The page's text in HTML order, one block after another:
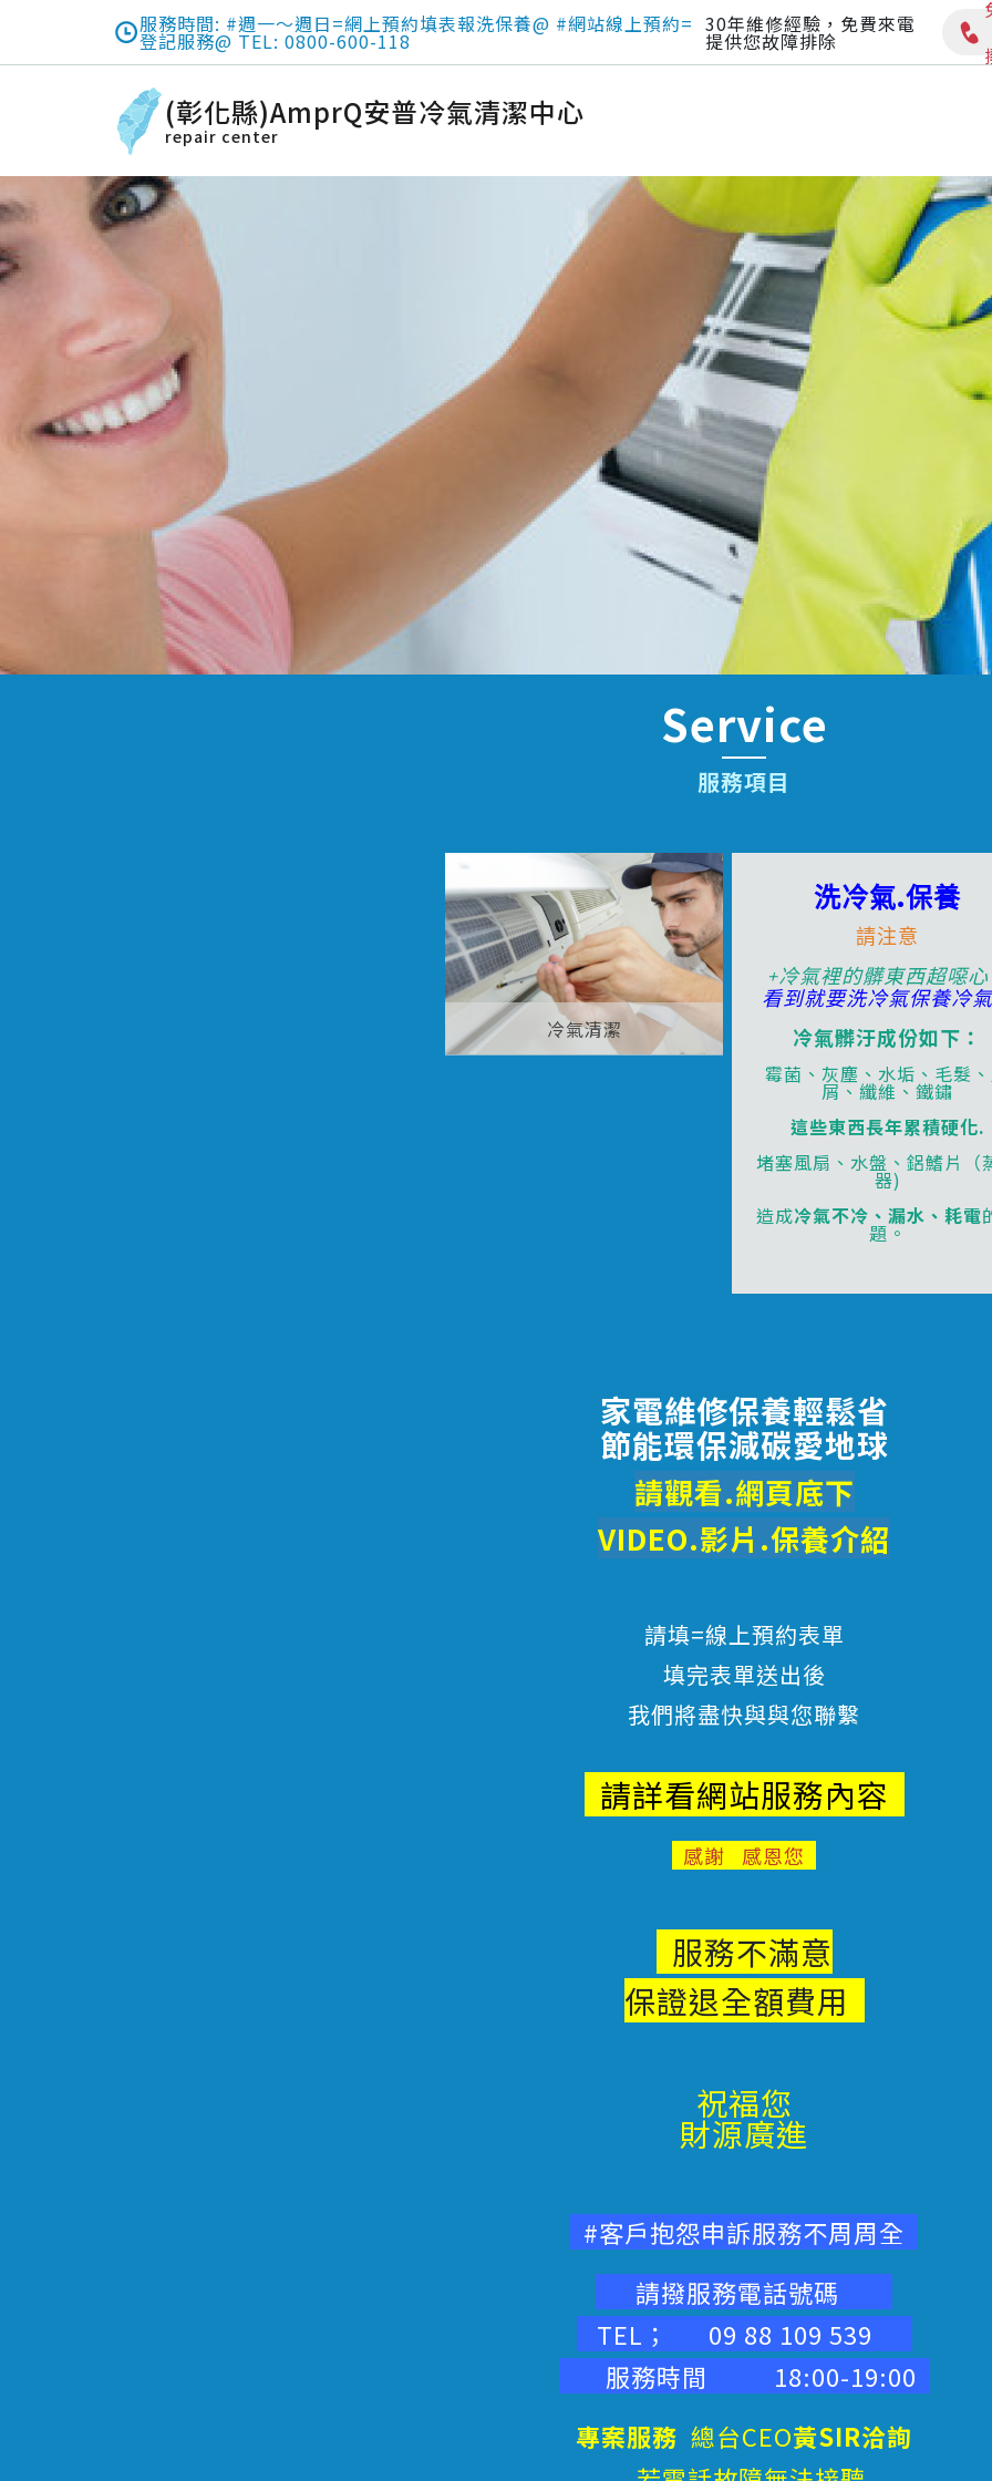
服務時間: #週一～週日=網上預約填表報洗保養@ #網站線上預約=
登記服務@ TEL: 0800-600-118
30年維修經驗，免費來電
提供您故障排除
(彰化縣)AmprQ安普冷氣清潔中心
repair center
Service
服務項目
冷氣清潔
洗冷氣.保養
請注意
+冷氣裡的髒東西超噁
看到就要洗冷氣保養冷
冷氣髒汙成份如下：
霉菌、灰塵、水垢、毛髮
屑、纖維、鐵鏽
這些東西長年累積硬化.
堵塞風扇、水盤、鋁鰭片（
器)
造成冷氣不冷、漏水、耗電
題。
家電維修保養輕鬆省
節能環保減碳愛地球
請觀看.網頁底下
VIDEO.影片.保養介紹
請填=線上預約表單
填完表單送出後
我們將盡快與與您聯繫
請詳看網站服務內容
感謝 感恩您
服務不滿意
保證退全額費用
祝福您
財源廣進
#客戶抱怨申訴服務不周周全
請撥服務電話號碼
TEL； 09 88 109 539
服務時間 18:00-19:00
專案服務 總台CEO黃SIR洽詢